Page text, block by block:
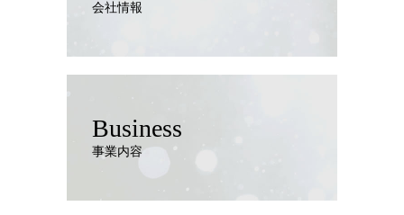
会社情報
Business
事業内容